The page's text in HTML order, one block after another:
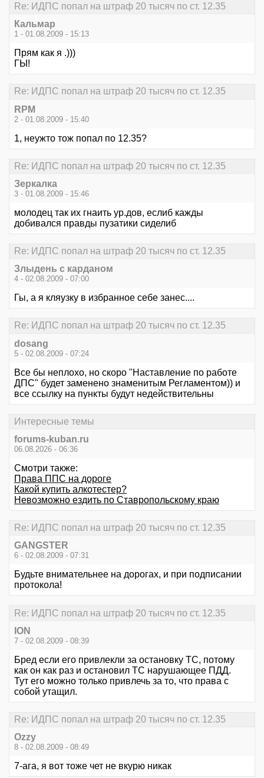
Re: ИДПС попал на штраф 20 тысяч по ст. 12.35
Кальмар
1 - 01.08.2009 - 15:13
Прям как я .)))
ГЫ!
Re: ИДПС попал на штраф 20 тысяч по ст. 12.35
RPM
2 - 01.08.2009 - 15:40
1, неужто тож попал по 12.35?
Re: ИДПС попал на штраф 20 тысяч по ст. 12.35
Зеркалка
3 - 01.08.2009 - 15:46
молодец так их гнаить ур.дов, еслиб кажды
добивался правды пузатики сиделиб
Re: ИДПС попал на штраф 20 тысяч по ст. 12.35
Злыдень с карданом
4 - 02.08.2009 - 07:00
Гы, а я кляузку в избранное себе занес....
Re: ИДПС попал на штраф 20 тысяч по ст. 12.35
dosang
5 - 02.08.2009 - 07:24
Все бы неплохо, но скоро "Наставление по работе
ДПС" будет заменено знаменитым Регламентом)) и
все ссылку на пункты будут недействительны
Интересные темы
forums-kuban.ru
06.08.2026 - 06:36
Смотри также:
Права ППС на дороге
Какой купить алкотестер?
Невозможно ездить по Ставропольскому краю
Re: ИДПС попал на штраф 20 тысяч по ст. 12.35
GANGSTER
6 - 02.08.2009 - 07:31
Будьте внимательнее на дорогах, и при подписании
протокола!
Re: ИДПС попал на штраф 20 тысяч по ст. 12.35
ION
7 - 02.08.2009 - 08:39
Бред если его привлекли за остановку ТС, потому
как он как раз и остановил ТС нарушающее ПДД.
Тут его можно только привлечь за то, что права с
собой утащил.
Re: ИДПС попал на штраф 20 тысяч по ст. 12.35
Ozzy
8 - 02.08.2009 - 08:49
7-ага, я вот тоже чет не вкурю никак